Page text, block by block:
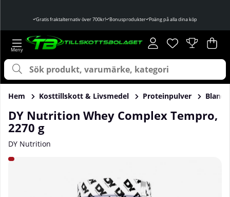
Gratis fraktalternativ över 700kr! Bonusprodukter Poäng på alla dina köp
Önskelista
Antal i
. .
Hem Kosttillskott & Livsmedel Proteinpulver
DY Nutrition Whey Complex Tempro,
2270 g
DY Nutrition
Produktbilder DY Nutrition Whey Complex Tempro, 2270 g